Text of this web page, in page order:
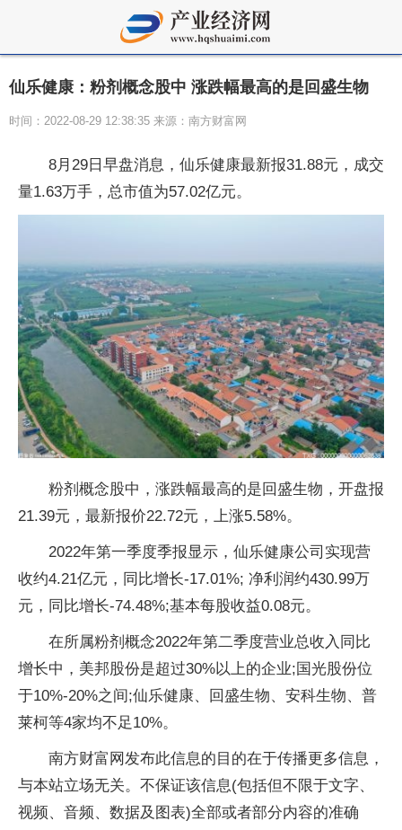
仙乐健康：粉剂概念股中 涨跌幅最高的是回盛生物
时间：2022-08-29 12:38:35 来源：南方财富网
8月29日早盘消息，仙乐健康最新报31.88元，成交
量1.63万手，总市值为57.02亿元。
粉剂概念股中，涨跌幅最高的是回盛生物，开盘报
21.39元，最新报价22.72元，上涨5.58%。
2022年第一季度季报显示，仙乐健康公司实现营
收约4.21亿元，同比增长-17.01%; 净利润约430.99万
元，同比增长-74.48%;基本每股收益0.08元。
在所属粉剂概念2022年第二季度营业总收入同比
增长中，美邦股份是超过30%以上的企业;国光股份位
于10%-20%之间;仙乐健康、回盛生物、安科生物、普
莱柯等4家均不足10%。
南方财富网发布此信息的目的在于传播更多信息，
与本站立场无关。不保证该信息(包括但不限于文字、
视频、音频、数据及图表)全部或者部分内容的准确